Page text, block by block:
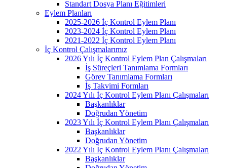
Standart Dosya Planı Eğitimleri
Eylem Planları
2025-2026 İç Kontrol Eylem Planı
2023-2024 İç Kontrol Eylem Planı
2021-2022 İç Kontrol Eylem Planı
İç Kontrol Çalışmalarımız
2026 Yılı İç Kontrol Eylem Plan Çalışmaları
İş Süreçleri Tanımlama Formları
Görev Tanımlama Formları
İş Takvimi Formları
2024 Yılı İç Kontrol Eylem Planı Çalışmaları
Başkanlıklar
Doğrudan Yönetim
2023 Yılı İç Kontrol Eylem Planı Çalışmaları
Başkanlıklar
Doğrudan Yönetim
2022 Yılı İç Kontrol Eylem Planı Çalışmaları
Başkanlıklar